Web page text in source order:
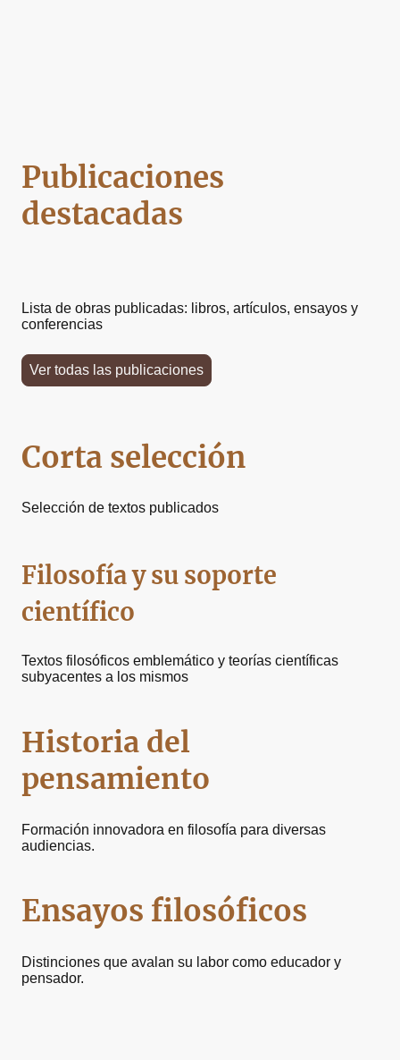
Publicaciones
destacadas
Lista de obras publicadas: libros, artículos, ensayos y
conferencias
Ver todas las publicaciones
Corta selección
Selección de textos publicados
Filosofía y su soporte
científico
Textos filosóficos emblemático y teorías científicas
subyacentes a los mismos
Historia del
pensamiento
Formación innovadora en filosofía para diversas
audiencias.
Ensayos filosóficos
Distinciones que avalan su labor como educador y
pensador.